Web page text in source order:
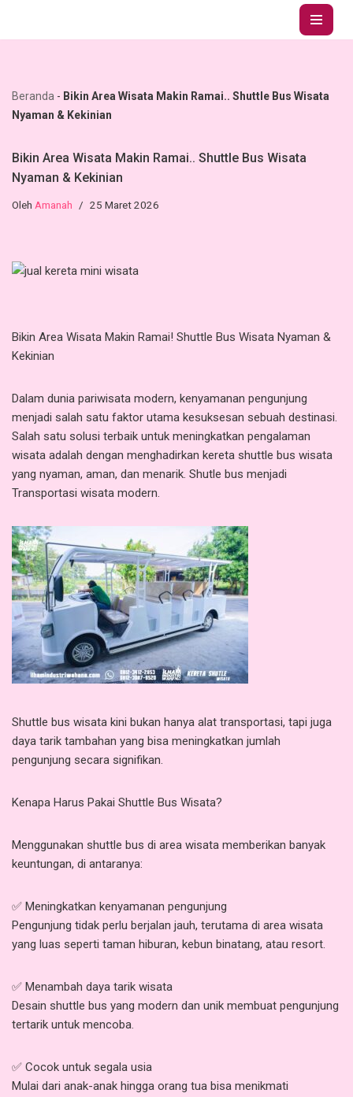
Lompat
Beranda - Bikin Area Wisata Makin Ramai.. Shuttle Bus Wisata
Nyaman & Kekinian
Bikin Area Wisata Makin Ramai.. Shuttle Bus Wisata
Nyaman & Kekinian
Oleh Amanah 25 Maret 2026
Bikin Area Wisata Makin Ramai! Shuttle Bus Wisata Nyaman &
Kekinian
Dalam dunia pariwisata modern, kenyamanan pengunjung
menjadi salah satu faktor utama kesuksesan sebuah destinasi.
Salah satu solusi terbaik untuk meningkatkan pengalaman
wisata adalah dengan menghadirkan kereta shuttle bus wisata
yang nyaman, aman, dan menarik. Shutle bus menjadi
Transportasi wisata modern.
Shuttle bus wisata kini bukan hanya alat transportasi, tapi juga
daya tarik tambahan yang bisa meningkatkan jumlah
pengunjung secara signifikan.
Kenapa Harus Pakai Shuttle Bus Wisata?
Menggunakan shuttle bus di area wisata memberikan banyak
keuntungan, di antaranya:
✅ Meningkatkan kenyamanan pengunjung
Pengunjung tidak perlu berjalan jauh, terutama di area wisata
yang luas seperti taman hiburan, kebun binatang, atau resort.
✅ Menambah daya tarik wisata
Desain shuttle bus yang modern dan unik membuat pengunjung
tertarik untuk mencoba.
✅ Cocok untuk segala usia
Mulai dari anak-anak hingga orang tua bisa menikmati